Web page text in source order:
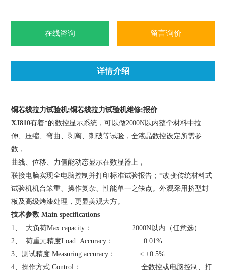
在线咨询 留言询价
详情介绍
铜芯线拉力试验机;铜芯线拉力试验机维修;报价
XJ810有着*的数控显示系统，可以做2000N以内整个材料中拉
伸、压缩、弯曲、剥离、刺破等试验，全液晶数控设定所需参
数，
曲线、位移、力值能动态显示在数显器上，
联接电脑实现全电脑控制并打印标准试验报告；*改变传统材料式
试验机机台笨重、操作复杂、性能单一之缺点。外观采用挤型封
板及高级烤漆处理，更显美观大方。
技术参数 Main specifications
1、 大负荷Max capacity： 2000N以内（任意选）
2、 荷重元精度Load Accuracy： 0.01%
3、测试精度 Measuring accuracy： < ±0.5%
4、操作方式 Control： 全数控或电脑控制、打